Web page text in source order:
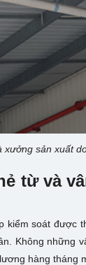
xưởng sản xuất
từ và
kiểm soát được
Không những
hàng tháng